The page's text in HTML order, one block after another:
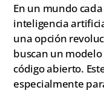
En un mundo
inteligencia
una opción
buscan un
código abierto.
especialmente